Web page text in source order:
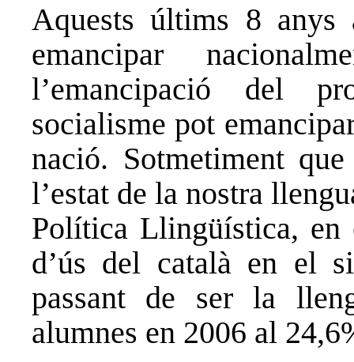
Aquests últims 8 anys
emancipar
l’emancipació del
socialisme pot
nació. Sotmetiment
l’estat de la nostra
Política Llingüística,
d’ús del català en el
passant de ser la
alumnes en 2006 al